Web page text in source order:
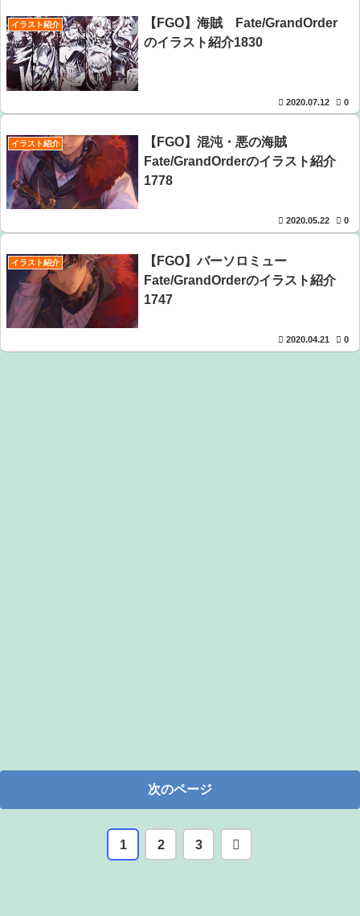
イラスト紹介
【FGO】海賊 Fate/GrandOrder
のイラスト紹介1830
2020.07.12 0
イラスト紹介
【FGO】混沌・悪の海賊
Fate/GrandOrderのイラスト紹介
1778
2020.05.22 0
イラスト紹介
【FGO】バーソロミュー
Fate/GrandOrderのイラスト紹介
1747
2020.04.21 0
次のページ
1 2 3 次